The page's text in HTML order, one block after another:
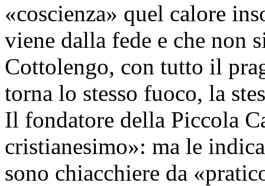
«coscienza» quel calore
viene dalla fede e che non
Cottolengo, con tutto il
torna lo stesso fuoco, la
Il fondatore della Piccola
cristianesimo»: ma le
sono chiacchiere da